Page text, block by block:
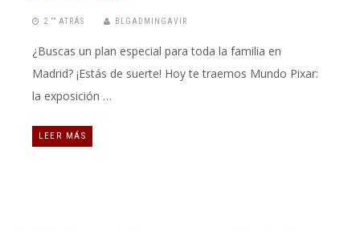
2 “” ATRÁS BLGADMINGAVIR
¿Buscas un plan especial para toda la familia en
Madrid? ¡Estás de suerte! Hoy te traemos Mundo Pixar:
la exposición …
LEER MÁS